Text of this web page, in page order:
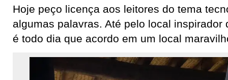
Hoje peço licença aos leitores do tema
algumas palavras. Até pelo local inspirador
é todo dia que acordo em um local